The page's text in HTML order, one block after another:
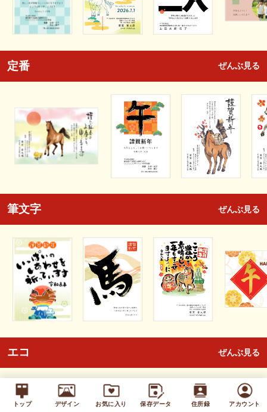
トップ デザイン お気に入り 保存データ 住所録 アカウント
定番 ぜんぶ見る
筆文字 ぜんぶ見る
エコ ぜんぶ見る